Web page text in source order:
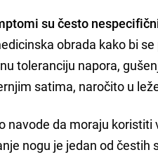
su često
obrada kako bi
toleranciju napora,
satima, naročito u
navode da moraju
nogu je jedan od čestih